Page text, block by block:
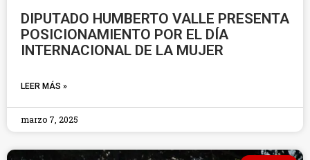
DIPUTADO HUMBERTO VALLE PRESENTA
POSICIONAMIENTO POR EL DÍA
INTERNACIONAL DE LA MUJER
LEER MÁS »
marzo 7, 2025